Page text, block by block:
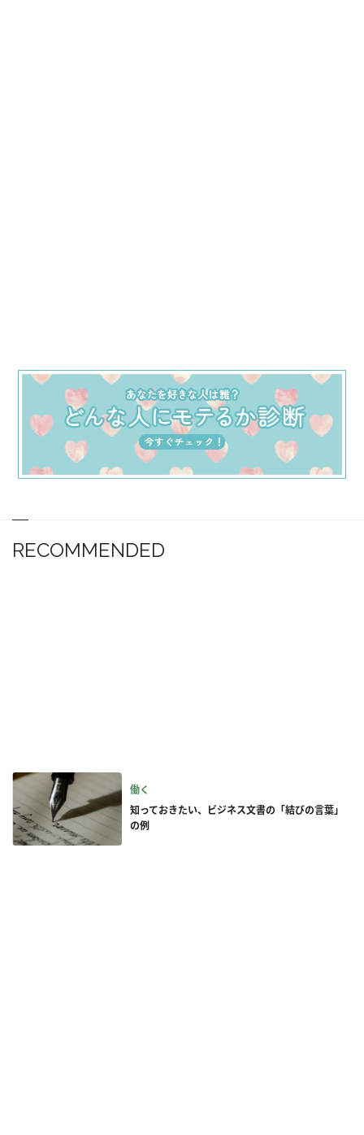
RECOMMENDED
働く
知っておきたい、ビジネス文書の「結びの言葉」
の例